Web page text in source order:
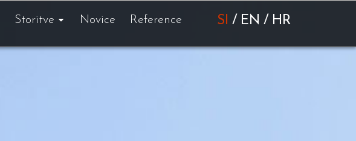
Storitve Novice Reference SI / EN / HR